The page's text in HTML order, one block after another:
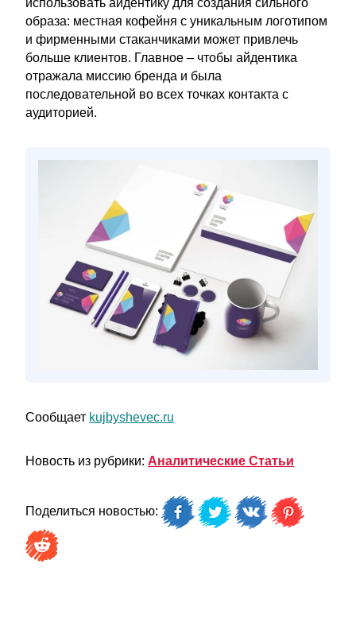
использовать айдентику для создания сильного
образа: местная кофейня с уникальным логотипом
и фирменными стаканчиками может привлечь
больше клиентов. Главное – чтобы айдентика
отражала миссию бренда и была
последовательной во всех точках контакта с
аудиторией.
Сообщает kujbyshevec.ru
Новость из рубрики: Аналитические Статьи
Поделиться новостью: